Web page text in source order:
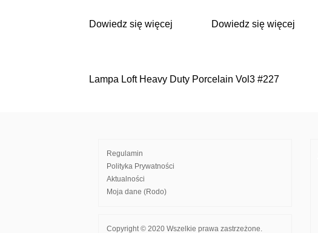
Dowiedz się więcej Dowiedz się więcej
Nawigacja
Lampa Loft Heavy Duty Porcelain Vol3 #227
Regulamin
Polityka Prywatności
Aktualności
Moja dane (Rodo)
Copyright © 2020 Wszelkie prawa zastrzeżone.